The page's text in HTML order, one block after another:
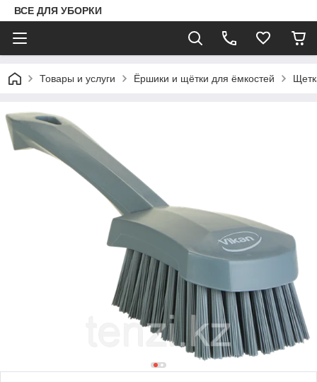
ВСЕ ДЛЯ УБОРКИ
Товары и услуги Ёршики и щётки для ёмкостей